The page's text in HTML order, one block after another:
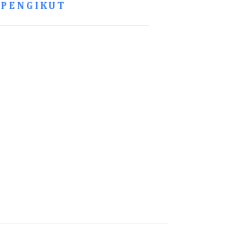
PENGIKUT